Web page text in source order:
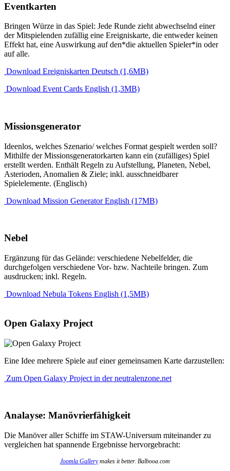
Eventkarten
Bringen Würze in das Spiel: Jede Runde zieht abwechselnd einer
der Mitspielenden zufällig eine Ereigniskarte, die entweder keinen
Effekt hat, eine Auswirkung auf den*die aktuellen Spieler*in oder
auf alle.
Download Ereigniskarten Deutsch (1,6MB)
Download Event Cards English (1,3MB)
Missionsgenerator
Ideenlos, welches Szenario/ welches Format gespielt werden soll?
Mithilfe der Missionsgeneratorkarten kann ein (zufälliges) Spiel
erstellt werden. Enthält Regeln zu Aufstellung, Planeten, Nebel,
Asterioden, Anomalien & Ziele; inkl. ausschneidbarer
Spielelemente. (Englisch)
Download Mission Generator English (17MB)
Nebel
Ergänzung für das Gelände: verschiedene Nebelfelder, die
durchgefolgen verschiedene Vor- bzw. Nachteile bringen. Zum
ausdrucken; inkl. Regeln.
Download Nebula Tokens English (1,5MB)
Open Galaxy Project
Eine Idee mehrere Spiele auf einer gemeinsamen Karte darzustellen:
Zum Open Galaxy Project in der neutralenzone.net
Analayse: Manövrierfähigkeit
Die Manöver aller Schiffe im STAW-Universum miteinander zu
vergleichen hat spannende Ergebnisse hervorgebracht:
Joomla Gallerymakes it better. Balbooa.com